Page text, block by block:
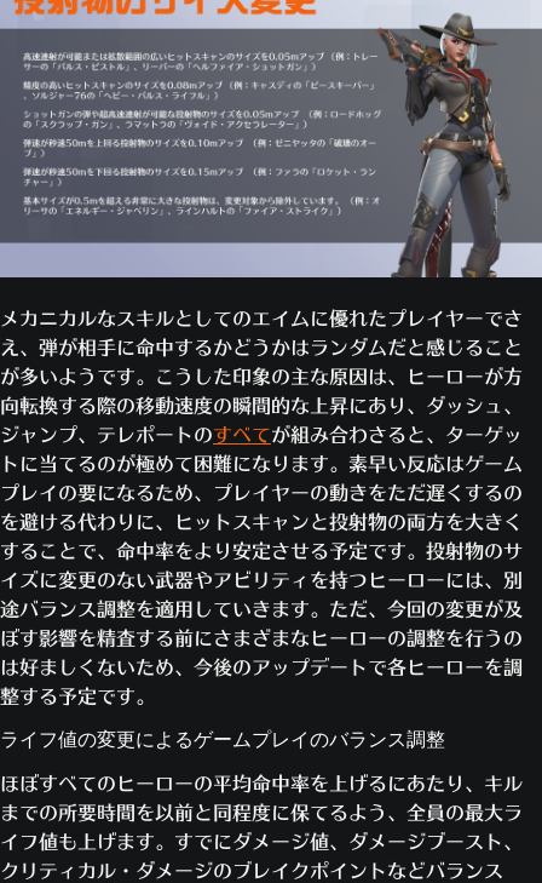
メカニカルなスキルとしてのエイムに優れたプレイヤーでさ
え、弾が相手に命中するかどうかはランダムだと感じること
が多いようです。こうした印象の主な原因は、ヒーローが方
向転換する際の移動速度の瞬間的な上昇にあり、ダッシュ、
ジャンプ、テレポートのすべてが組み合わさると、ターゲッ
トに当てるのが極めて困難になります。素早い反応はゲーム
プレイの要になるため、プレイヤーの動きをただ遅くするの
を避ける代わりに、ヒットスキャンと投射物の両方を大きく
することで、命中率をより安定させる予定です。投射物のサ
イズに変更のない武器やアビリティを持つヒーローには、別
途バランス調整を適用していきます。ただ、今回の変更が及
ぼす影響を精査する前にさまざまなヒーローの調整を行うの
は好ましくないため、今後のアップデートで各ヒーローを調
整する予定です。
ライフ値の変更によるゲームプレイのバランス調整
ほぼすべてのヒーローの平均命中率を上げるにあたり、キル
までの所要時間を以前と同程度に保てるよう、全員の最大ラ
イフ値も上げます。すでにダメージ値、ダメージブースト、
クリティカル・ダメージのブレイクポイントなどバランス